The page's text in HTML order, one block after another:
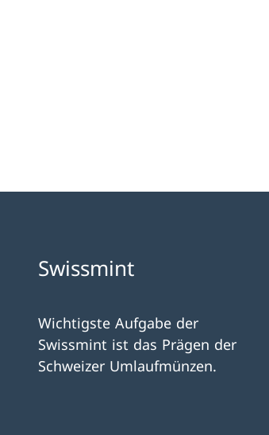
Swissmint
Wichtigste Aufgabe der
Swissmint ist das Prägen der
Schweizer Umlaufmünzen.